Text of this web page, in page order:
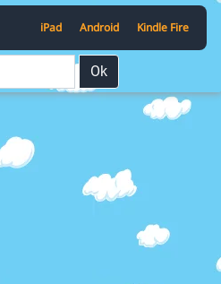
iPad Android Kindle Fire
Ok